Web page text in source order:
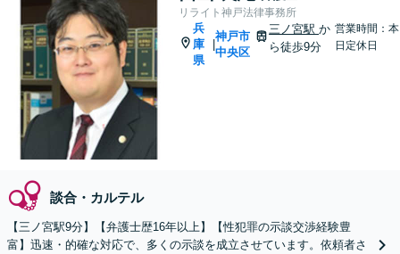
リライト神戸法律事務所
兵
庫
県
神戸市
中央区
三ノ宮駅か
ら徒歩9分
営業時間：本
日定休日
談合・カルテル
【三ノ宮駅9分】【弁護士歴16年以上】【性犯罪の示談交渉経験豊
富】迅速・的確な対応で、多くの示談を成立させています。依頼者さ